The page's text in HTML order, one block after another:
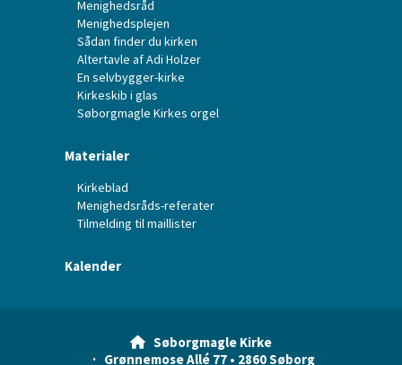
Menighedsråd
Menighedsplejen
Sådan finder du kirken
Altertavle af Adi Holzer
En selvbygger-kirke
Kirkeskib i glas
Søborgmagle Kirkes orgel
Materialer
Kirkeblad
Menighedsråds-referater
Tilmelding til maillister
Kalender
 Søborgmagle Kirke
· Grønnemose Allé 77 • 2860 Søborg